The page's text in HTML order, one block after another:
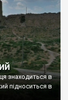
знаходиться в
підноситься в